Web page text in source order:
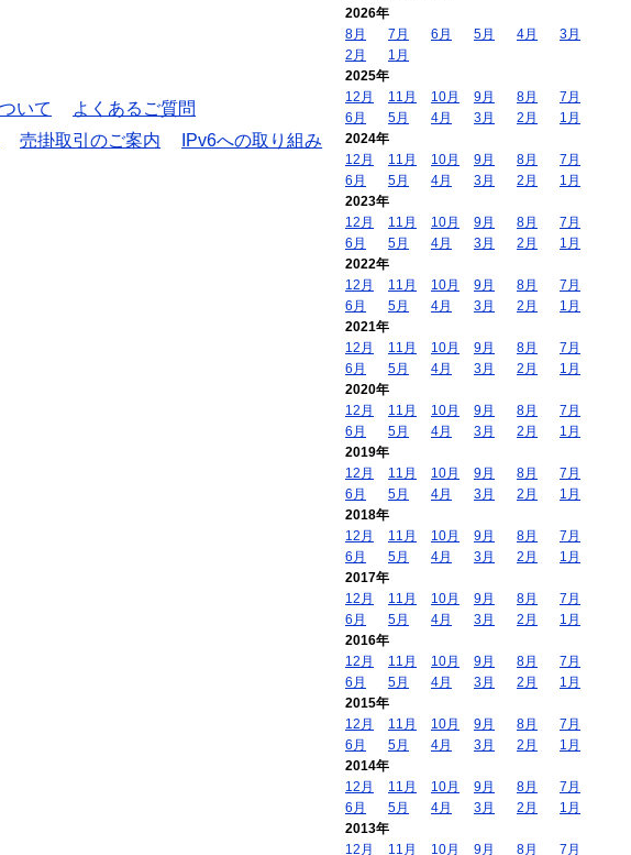
いて
よくあるご質問
売掛取引のご案内
IPv6への取り組み
2026年
8月
7月 6月 5月 4月
3月
2月
1月
2025年
12月
11月 10月 9月 8月
7月
6月
5月 4月 3月 2月
1月
2024年
12月
11月 10月 9月 8月
7月
6月
5月 4月 3月 2月
1月
2023年
12月
11月 10月 9月 8月
7月
6月
5月 4月 3月 2月
1月
2022年
12月
11月 10月 9月 8月
7月
6月
5月 4月 3月 2月
1月
2021年
12月
11月 10月 9月 8月
7月
6月
5月 4月 3月 2月
1月
2020年
12月
11月 10月 9月 8月
7月
6月
5月 4月 3月 2月
1月
2019年
12月
11月 10月 9月 8月
7月
6月
5月 4月 3月 2月
1月
2018年
12月
11月 10月 9月 8月
7月
6月
5月 4月 3月 2月
1月
2017年
12月
11月 10月 9月 8月
7月
6月
5月 4月 3月 2月
1月
2016年
12月
11月 10月 9月 8月
7月
6月
5月 4月 3月 2月
1月
2015年
12月
11月 10月 9月 8月
7月
6月
5月 4月 3月 2月
1月
2014年
12月
11月 10月 9月 8月
7月
6月
5月 4月 3月 2月
1月
2013年
12月
11月 10月 9月 8月 7月